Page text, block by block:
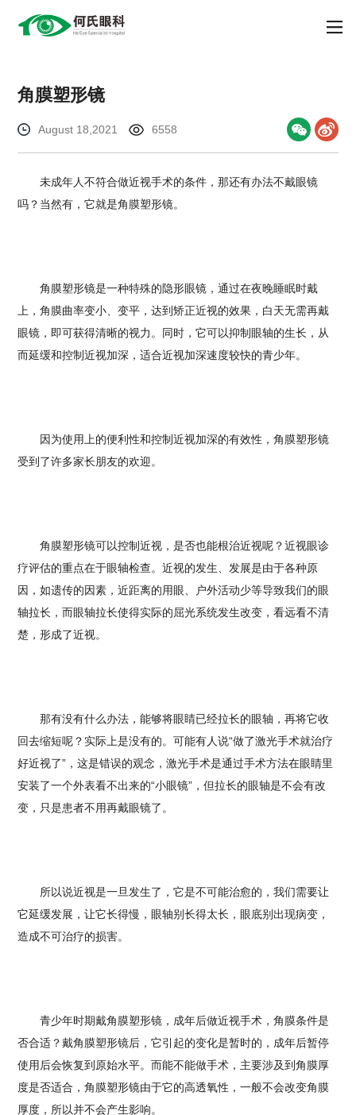
角膜塑形镜
August 18,2021 6558
未成年人不符合做近视手术的条件，那还有办法不戴眼镜
吗？当然有，它就是角膜塑形镜。
角膜塑形镜是一种特殊的隐形眼镜，通过在夜晚睡眠时戴
上，角膜曲率变小、变平，达到矫正近视的效果，白天无需再戴
眼镜，即可获得清晰的视力。同时，它可以抑制眼轴的生长，从
而延缓和控制近视加深，适合近视加深速度较快的青少年。
因为使用上的便利性和控制近视加深的有效性，角膜塑形镜
受到了许多家长朋友的欢迎。
角膜塑形镜可以控制近视，是否也能根治近视呢？近视眼诊
疗评估的重点在于眼轴检查。近视的发生、发展是由于各种原
因，如遗传的因素，近距离的用眼、户外活动少等导致我们的眼
轴拉长，而眼轴拉长使得实际的屈光系统发生改变，看远看不清
楚，形成了近视。
那有没有什么办法，能够将眼睛已经拉长的眼轴，再将它收
回去缩短呢？实际上是没有的。可能有人说“做了激光手术就治疗
好近视了”，这是错误的观念，激光手术是通过手术方法在眼睛里
安装了一个外表看不出来的“小眼镜”，但拉长的眼轴是不会有改
变，只是患者不用再戴眼镜了。
所以说近视是一旦发生了，它是不可能治愈的，我们需要让
它延缓发展，让它长得慢，眼轴别长得太长，眼底别出现病变，
造成不可治疗的损害。
青少年时期戴角膜塑形镜，成年后做近视手术，角膜条件是
否合适？戴角膜塑形镜后，它引起的变化是暂时的，成年后暂停
使用后会恢复到原始水平。而能不能做手术，主要涉及到角膜厚
度是否适合，角膜塑形镜由于它的高透氧性，一般不会改变角膜
厚度，所以并不会产生影响。